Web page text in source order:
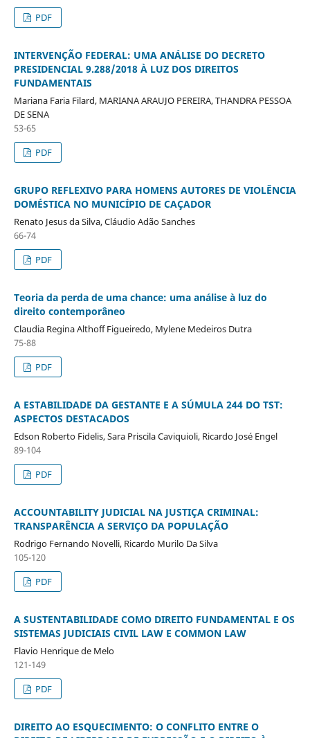
PDF
INTERVENÇÃO FEDERAL: UMA ANÁLISE DO DECRETO
PRESIDENCIAL 9.288/2018 À LUZ DOS DIREITOS
FUNDAMENTAIS
Mariana Faria Filard, MARIANA ARAUJO PEREIRA, THANDRA PESSOA
DE SENA
53-65
PDF
GRUPO REFLEXIVO PARA HOMENS AUTORES DE VIOLÊNCIA
DOMÉSTICA NO MUNICÍPIO DE CAÇADOR
Renato Jesus da Silva, Cláudio Adão Sanches
66-74
PDF
Teoria da perda de uma chance: uma análise à luz do
direito contemporâneo
Claudia Regina Althoff Figueiredo, Mylene Medeiros Dutra
75-88
PDF
A ESTABILIDADE DA GESTANTE E A SÚMULA 244 DO TST:
ASPECTOS DESTACADOS
Edson Roberto Fidelis, Sara Priscila Caviquioli, Ricardo José Engel
89-104
PDF
ACCOUNTABILITY JUDICIAL NA JUSTIÇA CRIMINAL:
TRANSPARÊNCIA A SERVIÇO DA POPULAÇÃO
Rodrigo Fernando Novelli, Ricardo Murilo Da Silva
105-120
PDF
A SUSTENTABILIDADE COMO DIREITO FUNDAMENTAL E OS
SISTEMAS JUDICIAIS CIVIL LAW E COMMON LAW
Flavio Henrique de Melo
121-149
PDF
DIREITO AO ESQUECIMENTO: O CONFLITO ENTRE O